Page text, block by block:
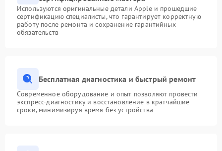
Используются оригинальные детали Apple и прошедшие
сертификацию специалисты, что гарантирует корректную
работу после ремонта и сохранение гарантийных
обязательств
Бесплатная диагностика и быстрый ремонт
Современное оборудование и опыт позволяют провести
экспресс-диагностику и восстановление в кратчайшие
сроки, минимизируя время без устройства